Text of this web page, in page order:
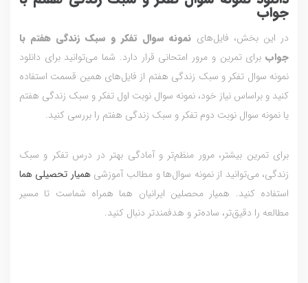
جواب
در این بخش، فایل‌های نمونه سوال تفکر و سبک زندگی هفتم با
جواببرای تمرین و مرور امتحانی قرار دارد. شما می‌توانید برای دانلود
نمونه سوال تفکر و سبک زندگی هفتم از فایل‌های همین قسمت استفاده
کنید و براساس نیاز خود، نمونه سوال نوبت اول تفکر و سبک زندگی هفتم
یا نمونه سوال نوبت دوم تفکر و سبک زندگی هفتم را بررسی کنید.
برای تمرین بیشتر، مرور منظم‌تر و آمادگی بهتر در درس تفکر و سبک
زندگی، می‌توانید از نمونه سوال‌ها و مطالب آموزشیهمیار تحصیلی هما
استفاده کنید. همیار محصلین ایرانیان هما همراه شماست تا مسیر
مطالعه را دقیق‌تر، ساده‌تر و هدفمندتر دنبال کنید.